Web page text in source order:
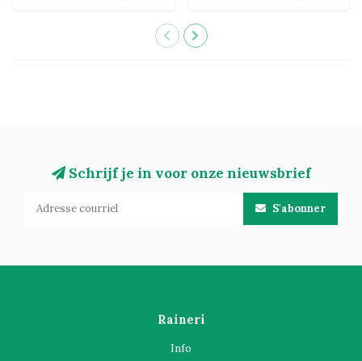
Schrijf je in voor onze nieuwsbrief
S'abonner
Raineri
Info